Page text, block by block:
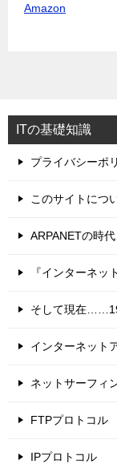
Amazon
ITの基礎知識
プライバシーポ
このサイトにつ
ARPANETの時
『インターネ
そして現在
インターネッ
ネットサーフ
FTPプロトコル
IPプロトコル